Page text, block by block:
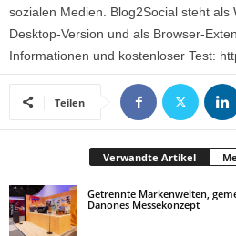
sozialen Medien. Blog2Social steht als
Desktop-Version und als Browser-
Informationen und kostenloser Test:
Teilen
Verwandte Artikel
Getrennte Markenwelten,
Danones Messekonzept